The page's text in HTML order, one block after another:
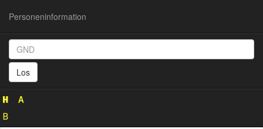
Personeninformation
Los
Personeninformation
118846922)